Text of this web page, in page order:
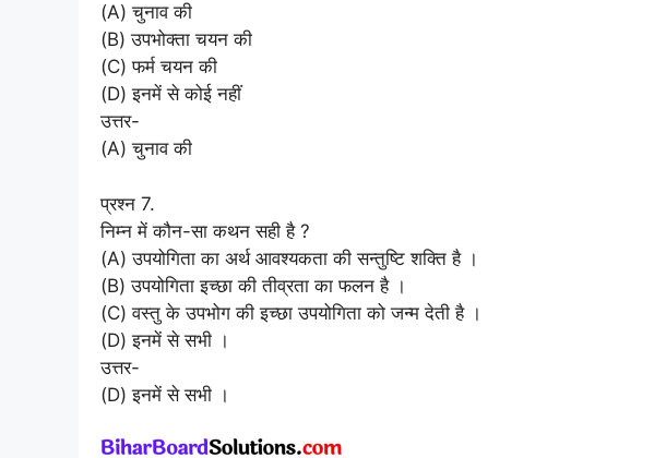
(A) चुनाव की
(B) उपभोक्ता चयन की
(C) फर्म चयन की
(D) इनमें से कोई नहीं
उत्तर-
(A) चुनाव की
प्रश्न 7.
निम्न में कौन-सा कथन सही है ?
(A) उपयोगिता का अर्थ आवश्यकता की सन्तुष्टि शक्ति है ।
(B) उपयोगिता इच्छा की तीव्रता का फलन है ।
(C) वस्तु के उपभोग की इच्छा उपयोगिता को जन्म देती है ।
(D) इनमें से सभी ।
उत्तर-
(D) इनमें से सभी ।